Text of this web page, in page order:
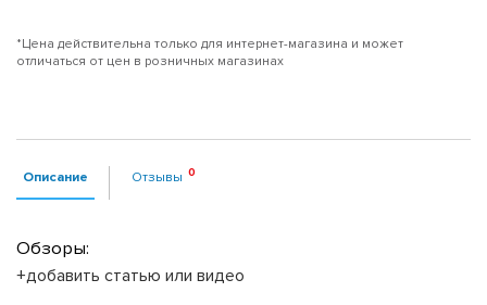
*Цена действительна только для интернет-магазина и может
отличаться от цен в розничных магазинах
Описание Отзывы
Обзоры:
+добавить статью или видео